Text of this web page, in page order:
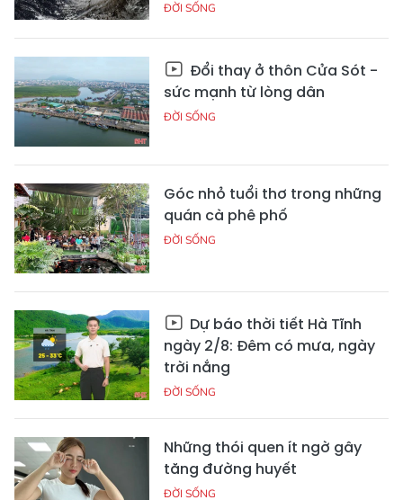
ĐỜI SỐNG
Đổi thay ở thôn Cửa Sót -
sức mạnh từ lòng dân
ĐỜI SỐNG
Góc nhỏ tuổi thơ trong những
quán cà phê phố
ĐỜI SỐNG
Dự báo thời tiết Hà Tĩnh
ngày 2/8: Đêm có mưa, ngày
trời nắng
ĐỜI SỐNG
Những thói quen ít ngờ gây
tăng đường huyết
ĐỜI SỐNG